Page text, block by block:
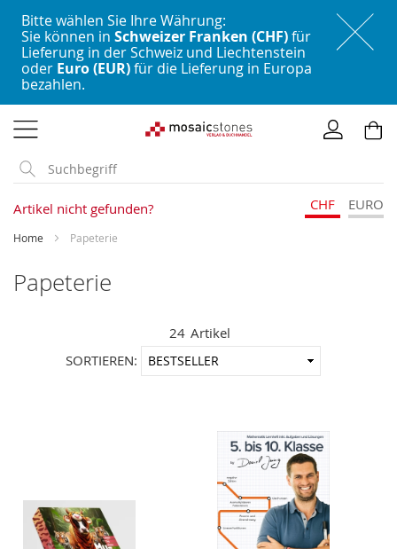
Bitte wählen Sie Ihre Währung:
Sie können in Schweizer Franken (CHF)für
Lieferung in der Schweiz und Liechtenstein
oder Euro (EUR)für die Lieferung in Europa
bezahlen.
zum
Inhalt
Artikel nicht gefunden? CHF EURO
Home Papeterie
Papeterie
24 Artikel
SORTIEREN: